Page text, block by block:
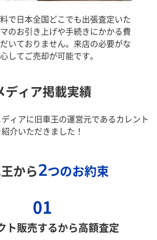
で日本全国どこでも出張査定いた
のお引き上げや手続きにかかる費
いておりません。来店の必要がな
してご売却が可能です。
ディア掲載実績
ィアに旧車王の運営元であるカレント
介いただきました！
から2つのお約束
01
ト販売するから高額査定